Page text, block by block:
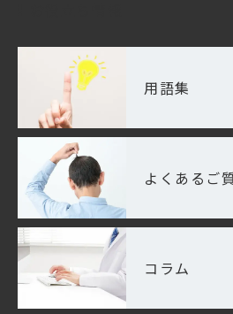
用語集
よくあるご
コラム